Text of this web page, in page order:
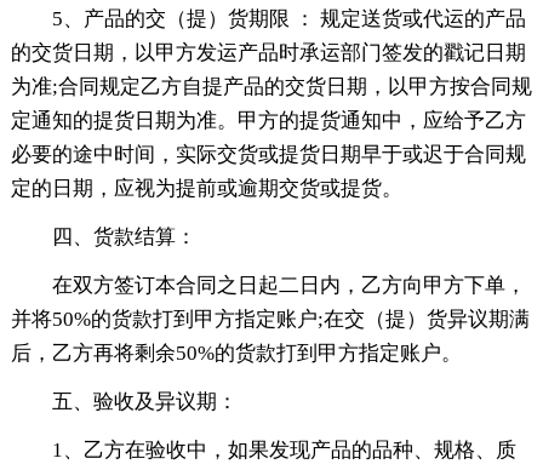
5、产品的交（提）货期限 ： 规定送货或代运的产品
的交货日期，以甲方发运产品时承运部门签发的戳记日期
为准;合同规定乙方自提产品的交货日期，以甲方按合同规
定通知的提货日期为准。甲方的提货通知中，应给予乙方
必要的途中时间，实际交货或提货日期早于或迟于合同规
定的日期，应视为提前或逾期交货或提货。
四、货款结算：
在双方签订本合同之日起二日内，乙方向甲方下单，
并将50%的货款打到甲方指定账户;在交（提）货异议期满
后，乙方再将剩余50%的货款打到甲方指定账户。
五、验收及异议期：
1、乙方在验收中，如果发现产品的品种、规格、质